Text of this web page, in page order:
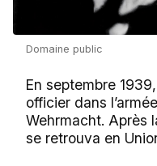
Domaine public
En septembre
officier dans
Wehrmacht. Après
se retrouva en